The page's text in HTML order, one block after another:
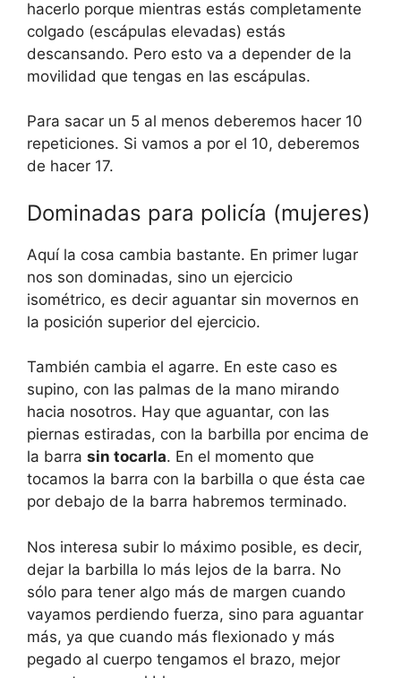
hacerlo porque mientras estás completamente
colgado (escápulas elevadas) estás
descansando. Pero esto va a depender de la
movilidad que tengas en las escápulas.
Para sacar un 5 al menos deberemos hacer 10
repeticiones. Si vamos a por el 10, deberemos
de hacer 17.
Dominadas para policía (mujeres)
Aquí la cosa cambia bastante. En primer lugar
nos son dominadas, sino un ejercicio
isométrico, es decir aguantar sin movernos en
la posición superior del ejercicio.
También cambia el agarre. En este caso es
supino, con las palmas de la mano mirando
hacia nosotros. Hay que aguantar, con las
piernas estiradas, con la barbilla por encima de
la barra sin tocarla. En el momento que
tocamos la barra con la barbilla o que ésta cae
por debajo de la barra habremos terminado.
Nos interesa subir lo máximo posible, es decir,
dejar la barbilla lo más lejos de la barra. No
sólo para tener algo más de margen cuando
vayamos perdiendo fuerza, sino para aguantar
más, ya que cuando más flexionado y más
pegado al cuerpo tengamos el brazo, mejor